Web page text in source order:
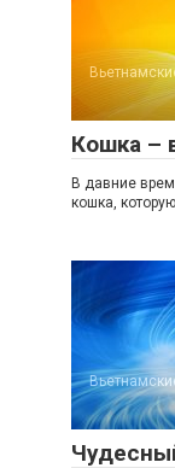
Кошка –
В давние
кошка,